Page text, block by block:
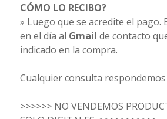
CÓMO LO RECIBO?
» Luego que se acredite el pago.
en el día al Gmail de contacto
indicado en la compra.
Cualquier consulta respondemos
>>>>>> NO VENDEMOS